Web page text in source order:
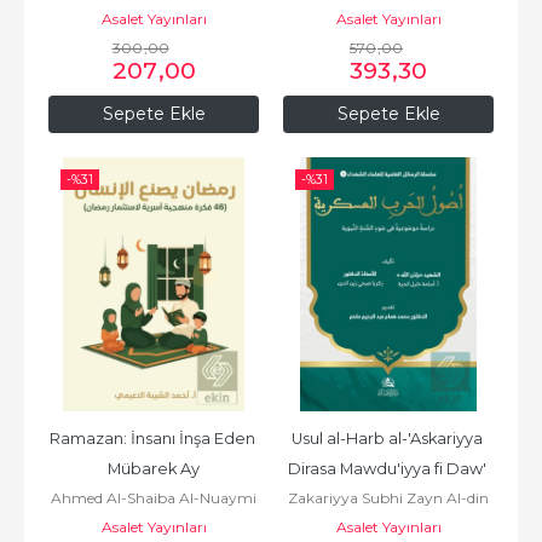
Sepete Ekle
Asalet Yayınları
300,00
207,00
Sepete Ekle
Asalet Yayınları
570,00
393,30
-%31
Ramazan: İnsanı İnşa Eden
Mübarek Ay
Ahmed Al-Shaiba Al-Nuaymi
Asalet Yayınları
-%31
Usul al-Harb al-'Askariyya
Dirasa Mawdu'iyya fi Daw'
al-Sunna al-Nabawiyya
Zakariyya Subhi Zayn Al-din
Asalet Yayınları